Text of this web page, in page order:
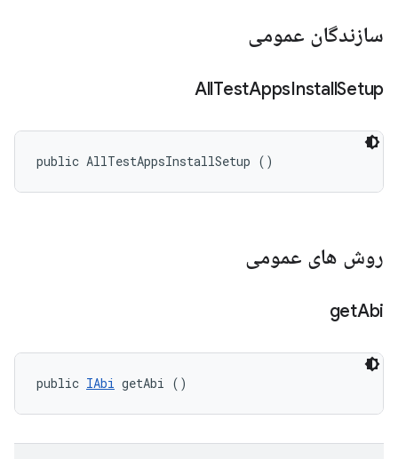
سازندگان عمومی
AllTestAppsInstallSetup
public AllTestAppsInstallSetup ()
روش های عمومی
getAbi
public IAbi getAbi ()